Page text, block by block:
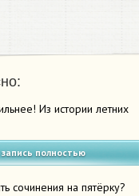
Из истории летних
полностью
сочинения на пятёрку?